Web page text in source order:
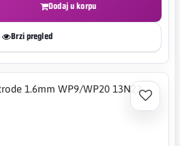
Dodaj u korpu
Brzi pregled